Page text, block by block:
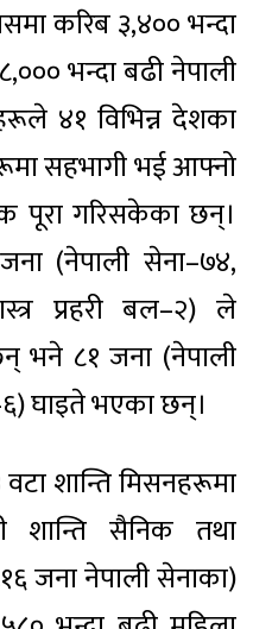
करिब ३,४०० भन्दा
भन्दा बढी नेपाली
४१ विभिन्न देशका
सहभागी भई आफ्नो
पूरा गरिसकेका छन्।
(नेपाली सेना–७४,
प्रहरी बल–२) ले
भने ८१ जना (नेपाली
घाइते भएका छन्।
वटा शान्ति मिसनहरूमा
शान्ति सैनिक तथा
जना नेपाली सेनाका)